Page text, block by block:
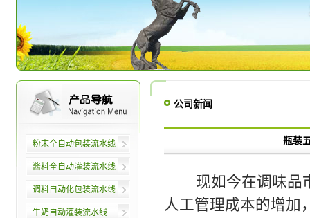
粉末全自动包装流水线
酱料全自动灌装流水线
调料自动化包装流水线
牛奶自动灌装流水线
公司新闻
瓶装
现如今在调味品
人工管理成本的增加